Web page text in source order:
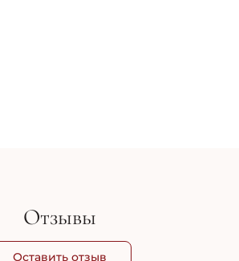
Отзывы
Оставить отзыв